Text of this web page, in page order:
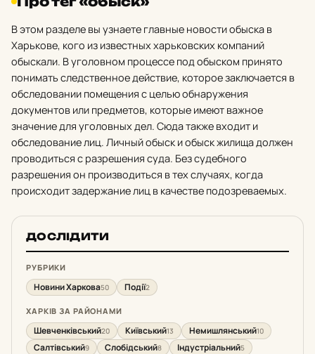
В этом разделе вы узнаете главные новости обыска в
Харькове, кого из известных харьковских компаний
обыскали. В уголовном процессе под обыском принято
понимать следственное действие, которое заключается в
обследовании помещения с целью обнаружения
документов или предметов, которые имеют важное
значение для уголовных дел. Сюда также входит и
обследование лиц. Личный обыск и обыск жилища должен
проводиться с разрешения суда. Без судебного
разрешения он производиться в тех случаях, когда
происходит задержание лиц в качестве подозреваемых.
ДОСЛІДИТИ
РУБРИКИ
Новини Харкова50 Події2
ХАРКІВ ЗА РАЙОНАМИ
Шевченківський20 Київський13 Немишлянський10
Салтівський9 Слобідський8 Індустріальний5